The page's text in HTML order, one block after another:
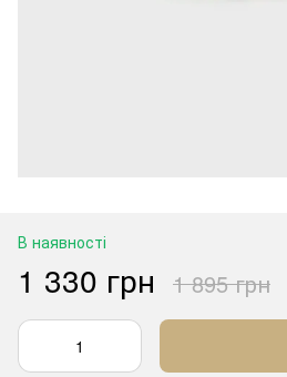
В наявності
1 330 грн 1 895 грн